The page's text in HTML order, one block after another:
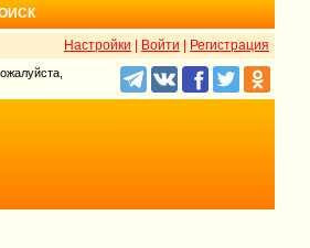
Настройки Войти Регистрация